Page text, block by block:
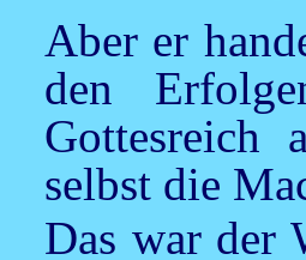
Aber er
den
Gottesreich
selbst die
Das war der